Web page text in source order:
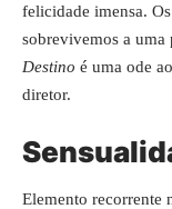
felicidade imensa.
sobrevivemos a uma
Destino é uma ode
diretor.
Elemento recorrente